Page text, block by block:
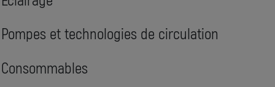
Pompes et technologies de circulation
Consommables